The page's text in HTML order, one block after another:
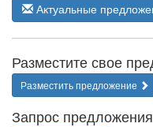
Актуальные
Разместите свое
Разместить предложение
Запрос предложения